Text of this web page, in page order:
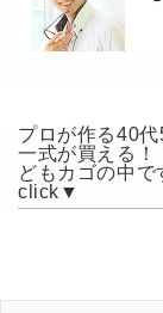
プロが作る40
一式が買える！
どもカゴの中
click▼